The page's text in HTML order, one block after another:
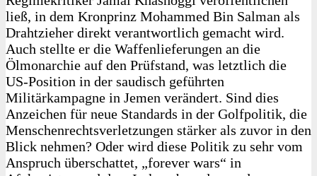
ließ, in dem Kronprinz Mohammed Bin Salman als
Drahtzieher direkt verantwortlich gemacht wird.
Auch stellte er die Waffenlieferungen an die
Ölmonarchie auf den Prüfstand, was letztlich die
US-Position in der saudisch geführten
Militärkampagne in Jemen verändert. Sind dies
Anzeichen für neue Standards in der Golfpolitik, die
Menschenrechtsverletzungen stärker als zuvor in den
Blick nehmen? Oder wird diese Politik zu sehr vom
Anspruch überschattet, „forever wars“ in